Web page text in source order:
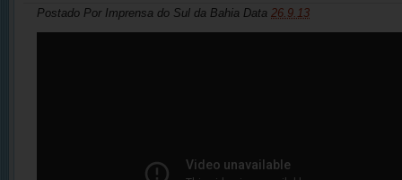
Postado Por Imprensa do Sul da Bahia Data 26.9.13